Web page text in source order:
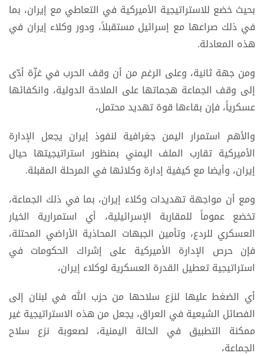
بحيث خضع للاستراتيجية الأميركية في التعاطي مع إيران، بما
في ذلك صراعها مع إسرائيل مستقبلاً، ودور وكلاء إيران في
هذه المعادلة.
ومن جهة ثانية، وعلى الرغم من أن وقف الحرب في غزّة أدّى
إلى وقف الجماعة هجماتها على الملاحة الدولية، وانكفائها
عسكرياً، فإن بقاءها قوة تهديد محتمل،
والأهم استمرار اليمن جغرافية لنفوذ إيران يجعل الإدارة
الأميركية تقارب الملف اليمني بمنظور استراتيجيتها حيال
إيران، وأيضا مع كيفية إدارة وكلائها في المرحلة المقبلة.
ومع أن مواجهة تهديدات وكلاء إيران، بما في ذلك الجماعة،
تخضع عموماً للمقاربة الإسرائيلية، أي استمرارية الخيار
العسكري للردع، وتأمين الجبهات المحاذية الأراضي المحتلة،
فإن حرص الإدارة الأميركية على إشراك الحكومات في
استراتيجية تعطيل القدرة العسكرية لوكلاء إيران،
أي الضغط عليها لنزع سلاحها من حزب الله في لبنان إلى
الفصائل الشيعية في العراق، يجعل من هذه الاستراتيجية غير
ممكنة التطبيق في الحالة اليمنية، لصعوبة نزع سلاح
الجماعة،